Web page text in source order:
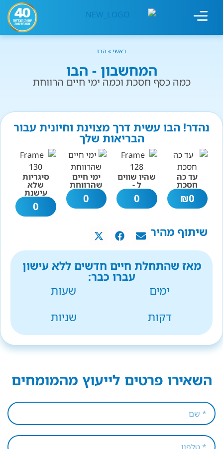
ראשי» הבו
המחשבון - הבו
כמה כסף חסכת וכמה ימי חיים הרווחת
נהדר! הבו עשית דרך מצוינת וחיונית עבור
הבריאות שלך
עד כה
חסכת
0
₪
שהיו שווים
ל -
0
ימי חיים
שהרווחת
0
סיגריות
שלא
עישנת
0
שיתוף מהיר
מאז שהתחלת חיים חדשים ללא עישון
עברו כבר:
ימים
שעות
דקות
שניות
השאירו פרטים לייעוץ מהמומחים